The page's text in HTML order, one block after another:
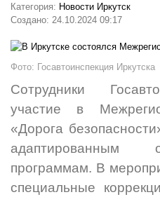
Категория: Новости Иркутск
Создано: 24.10.2024 09:17
Фото: Госавтоинспекция Иркутска
Сотрудники
участие в
«Дорога
адаптированным
программам. В
специальные